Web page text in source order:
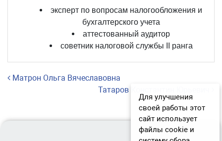
эксперт по вопросам налогообложения и
бухгалтерского учета
аттестованный аудитор
советник налоговой службы II ранга
Навигация по записям
Матрон Ольга Вячеславовна
Татаров Константин Юрьевич
Для улучшения
своей работы этот
сайт использует
файлы cookie и